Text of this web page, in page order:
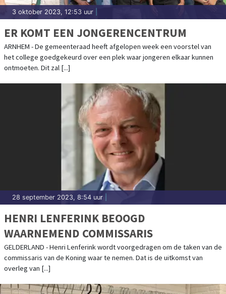
3 oktober 2023, 12:53 uur
ER KOMT EEN JONGERENCENTRUM
ARNHEM - De gemeenteraad heeft afgelopen week een voorstel van
het college goedgekeurd over een plek waar jongeren elkaar kunnen
ontmoeten. Dit zal [...]
28 september 2023, 8:54 uur
HENRI LENFERINK BEOOGD
WAARNEMEND COMMISSARIS
GELDERLAND - Henri Lenferink wordt voorgedragen om de taken van de
commissaris van de Koning waar te nemen. Dat is de uitkomst van
overleg van [...]